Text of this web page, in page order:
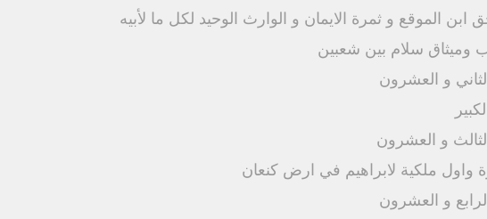
ابن الموقع و ثمرة الايمان و الوارث الوحيد لكل ما لأبيه
وميثاق سلام بين شعبين
و العشرون
و العشرون
واول ملكية لابراهيم في ارض كنعان
و العشرون